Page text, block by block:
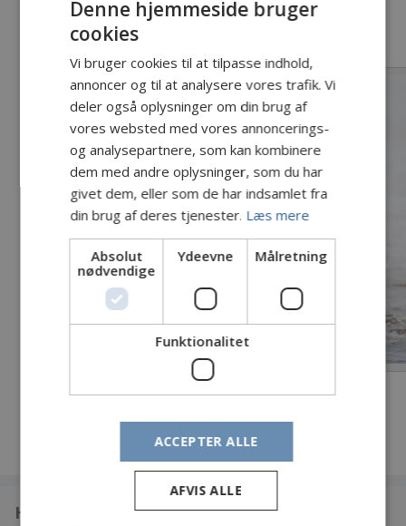
HilsenDanmarks Sportsfiskerforbund.
Hvem er vi
Denne hjemmeside bruger
cookies
Vi bruger cookies til at tilpasse indhold,
annoncer og til at analysere vores trafik. Vi
deler også oplysninger om din brug af
vores websted med vores annoncerings-
og analysepartnere, som kan kombinere
dem med andre oplysninger, som du har
givet dem, eller som de har indsamlet fra
din brug af deres tjenester. Læs mere
Absolut
nødvendige
Ydeevne Målretning
Funktionalitet
ACCEPTER ALLE
AFVIS ALLE